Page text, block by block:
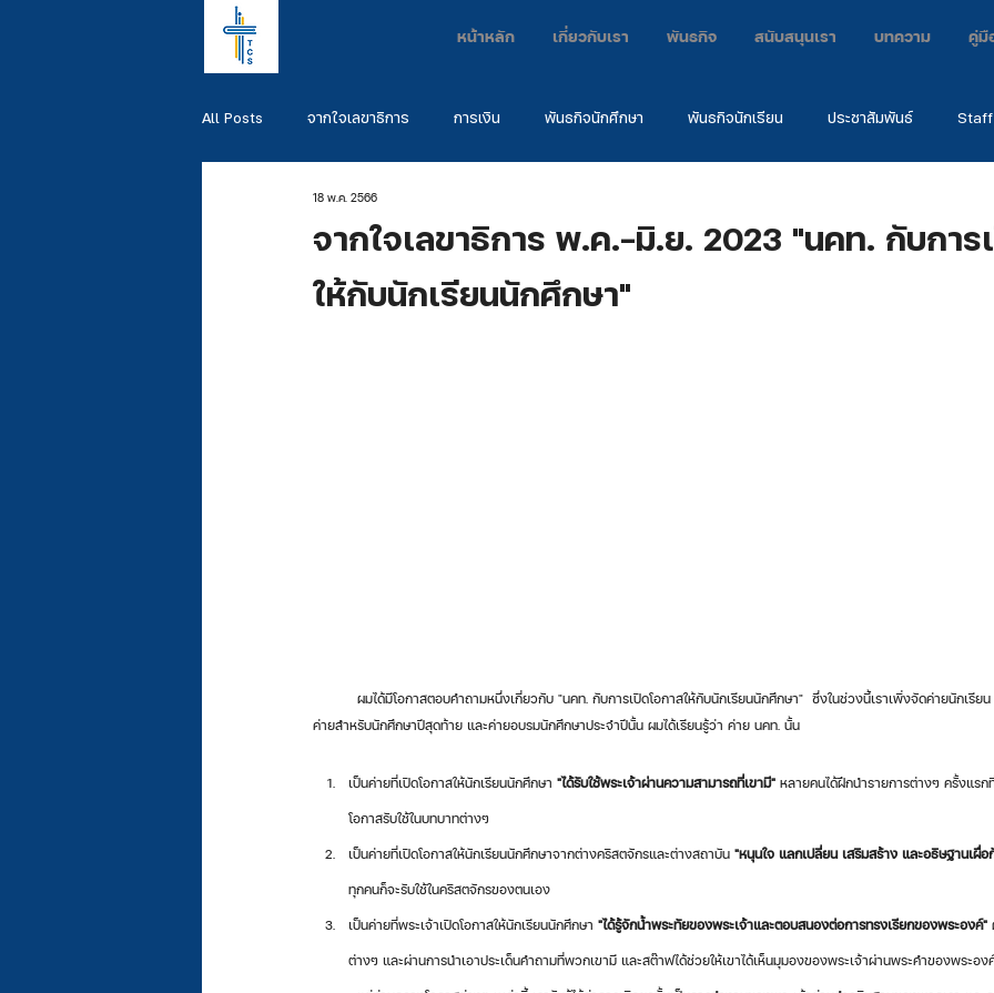
หน้าหลัก เกี่ยวกับเรา พันธกิจ สนับสนุนเรา บทความ คู่มื
All Posts จากใจเลขาธิการ การเงิน พันธกิจนักศึกษา พันธกิจนักเรียน ประชาสัมพันธ์ Staff
พันธกิจผู้สำเร็จการศึกษา
จากใจเลขาธิการ พ.ค.-มิ.ย. 2023 "นคท. กับการ
ให้กับนักเรียนนักศึกษา"
18 พ.ค. 2566
ค่ายสำหรับนักศึกษาปีสุดท้าย และค่ายอบรมนักศึกษาประจำปีนั้น ผมได้เรียนรู้ว่า ค่าย นคท. นั้น
เป็นค่ายที่เปิดโอกาสให้นักเรียนนักศึกษา "ได้รับใช้พระเจ้าผ่านความสามารถที่เขามี" หลายคนได้ฝึกนำรายการต่างๆ ครั้งแร
โอกาสรับใช้ในบทบาทต่างๆ
เป็นค่ายที่เปิดโอกาสให้นักเรียนนักศึกษาจากต่างคริสตจักรและต่างสถาบัน "หนุนใจ แลกเปลี่ยน เสริมสร้าง และอธิษฐานเผื่อ
ทุกคนก็จะรับใช้ในคริสตจักรของตนเอง
เป็นค่ายที่พระเจ้าเปิดโอกาสให้นักเรียนนักศึกษา "ได้รู้จักน้ำพระทัยของพระเจ้าและตอบสนองต่อการทรงเรียกของพระองค์"
ต่างๆ และผ่านการนำเอาประเด็นคำถามที่พวกเขามี และสต๊าฟได้ช่วยให้เขาได้เห็นมุมองของพระเจ้าผ่านพระคำของพระอง